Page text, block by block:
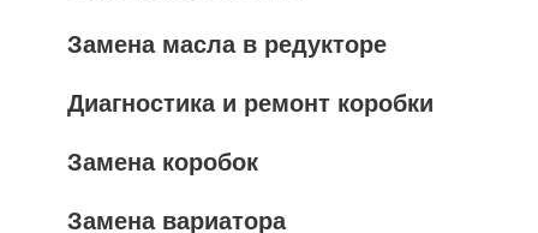
Замена масла в редукторе
Диагностика и ремонт коробки
Замена коробок
Замена вариатора